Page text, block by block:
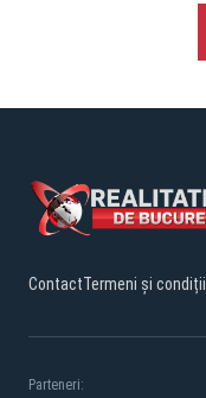
ContactTermeni și condiții
Parteneri: